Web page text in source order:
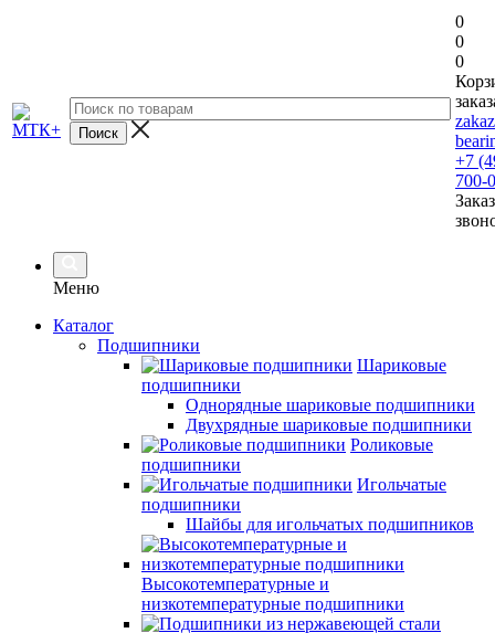
0
0
0
+7
700-
Меню
Каталог
Подшипники
Шариковые
подшипники
Однорядные шариковые подшипники
Двухрядные шариковые подшипники
Роликовые
подшипники
Игольчатые
подшипники
Шайбы для игольчатых подшипников
Высокотемпературные и
низкотемпературные подшипники